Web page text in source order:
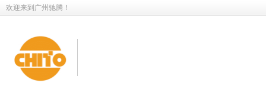
欢迎来到广州驰腾！